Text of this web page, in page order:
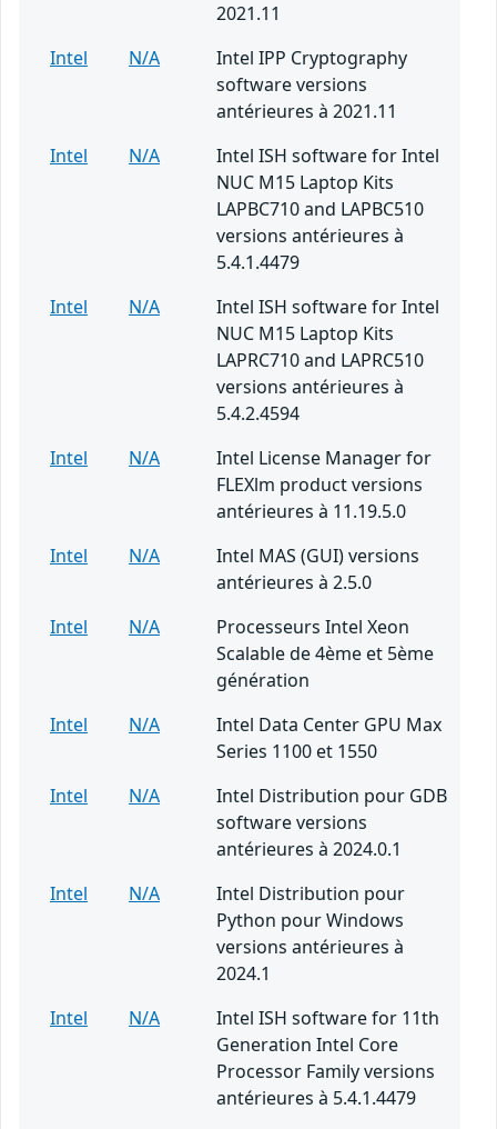
2021.11
Intel
N/A
Intel IPP Cryptography
software versions
antérieures à 2021.11
Intel
N/A
Intel ISH software for Intel
NUC M15 Laptop Kits
LAPBC710 and LAPBC510
versions antérieures à
5.4.1.4479
Intel
N/A
Intel ISH software for Intel
NUC M15 Laptop Kits
LAPRC710 and LAPRC510
versions antérieures à
5.4.2.4594
Intel
N/A
Intel License Manager for
FLEXlm product versions
antérieures à 11.19.5.0
Intel
N/A
Intel MAS (GUI) versions
antérieures à 2.5.0
Intel
N/A
Processeurs Intel Xeon
Scalable de 4ème et 5ème
génération
Intel
N/A
Intel Data Center GPU Max
Series 1100 et 1550
Intel
N/A
Intel Distribution pour GDB
software versions
antérieures à 2024.0.1
Intel
N/A
Intel Distribution pour
Python pour Windows
versions antérieures à
2024.1
Intel
N/A
Intel ISH software for 11th
Generation Intel Core
Processor Family versions
antérieures à 5.4.1.4479